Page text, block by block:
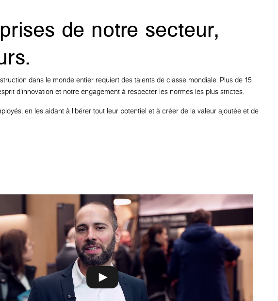
de notre secteur,
dans le monde entier requiert des talents de classe mondiale. Plus de 15
d'innovation et notre engagement à respecter les normes les plus strictes.
en les aidant à libérer tout leur potentiel et à créer de la valeur ajoutée et de